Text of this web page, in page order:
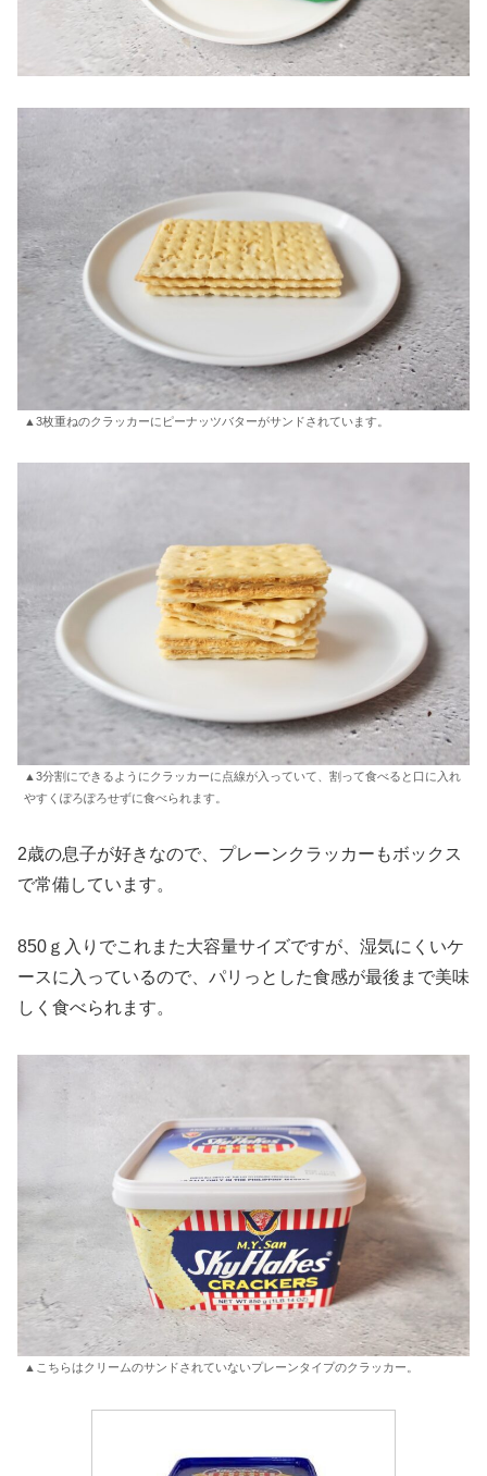
▲3枚重ねのクラッカーにピーナッツバターがサンドされています。
▲3分割にできるようにクラッカーに点線が入っていて、割って食べると口に入れ
やすくぽろぽろせずに食べられます。
2歳の息子が好きなので、プレーンクラッカーもボックス
で常備しています。
850ｇ入りでこれまた大容量サイズですが、湿気にくいケ
ースに入っているので、パリっとした食感が最後まで美味
しく食べられます。
▲こちらはクリームのサンドされていないプレーンタイプのクラッカー。